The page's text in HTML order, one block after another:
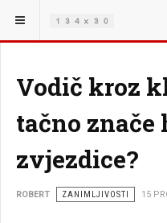
NALAZITE SE OVDJE:
Vodič kroz
tačno znače
zvjezdice?
ROBERT ZANIMLJIVOSTI 15